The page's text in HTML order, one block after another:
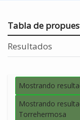
Estás en
Tabla de
Resultados
Mostrando
Mostrando
Torrehermosa